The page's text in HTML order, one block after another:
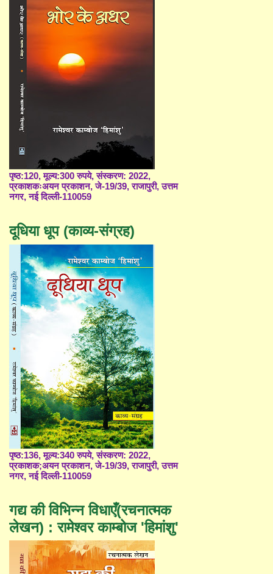
पृष्ठ:120, मूल्य:300 रुपये, संस्करण: 2022,
प्रकाशकःअयन प्रकाशन, जे-19/39, राजापुरी, उत्तम
नगर, नई दिल्ली-110059
दूधिया धूप (काव्य-संग्रह)
पृष्ठ:136, मूल्य:340 रुपये, संस्करण: 2022,
प्रकाशक;अयन प्रकाशन, जे-19/39, राजापुरी, उत्तम
नगर, नई दिल्ली-110059
गद्य की विभिन्न विधाएँ(रचनात्मक
लेखन) : रामेश्वर काम्बोज 'हिमांशु'